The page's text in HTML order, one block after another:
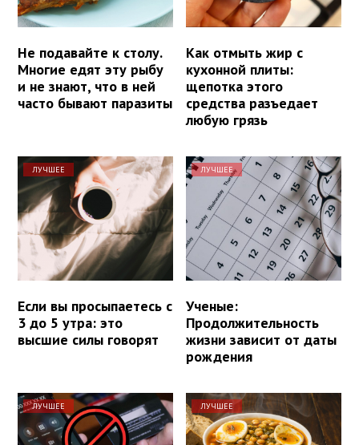
Не подавайте к столу.
Многие едят эту рыбу
и не знают, что в ней
часто бывают паразиты
Как отмыть жир с
кухонной плиты:
щепотка этого
средства разъедает
любую грязь
ЛУЧШЕЕ
Если вы просыпаетесь с
3 до 5 утра: это
высшие силы говорят
ЛУЧШЕЕ
Ученые:
Продолжительность
жизни зависит от даты
рождения
ЛУЧШЕЕ ЛУЧШЕЕ